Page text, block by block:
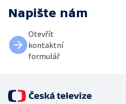
Napište nám
Otevřít
kontaktní
formulář